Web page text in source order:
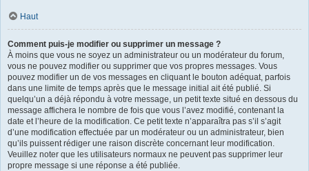
Haut
Comment puis-je modifier ou supprimer un message ?
À moins que vous ne soyez un administrateur ou un modérateur du forum,
vous ne pouvez modifier ou supprimer que vos propres messages. Vous
pouvez modifier un de vos messages en cliquant le bouton adéquat, parfois
dans une limite de temps après que le message initial ait été publié. Si
quelqu’un a déjà répondu à votre message, un petit texte situé en dessous du
message affichera le nombre de fois que vous l’avez modifié, contenant la
date et l’heure de la modification. Ce petit texte n’apparaîtra pas s’il s’agit
d’une modification effectuée par un modérateur ou un administrateur, bien
qu’ils puissent rédiger une raison discrète concernant leur modification.
Veuillez noter que les utilisateurs normaux ne peuvent pas supprimer leur
propre message si une réponse a été publiée.